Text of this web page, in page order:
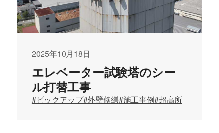
2025年10月18日
エレベーター試験塔のシー
ル打替工事
#ピックアップ#外壁修繕#施工事例#超高所